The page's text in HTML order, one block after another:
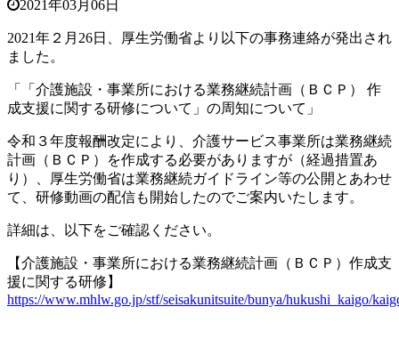
2021年03月06日
2021年２月26日、厚生労働省より以下の事務連絡が発出され
ました。
「「介護施設・事業所における業務継続計画（ＢＣＰ） 作
成支援に関する研修について」の周知について」
令和３年度報酬改定により、介護サービス事業所は業務継続
計画（ＢＣＰ）を作成する必要がありますが（経過措置あ
り）、厚生労働省は業務継続ガイドライン等の公開とあわせ
て、研修動画の配信も開始したのでご案内いたします。
詳細は、以下をご確認ください。
【介護施設・事業所における業務継続計画（ＢＣＰ）作成支
援に関する研修】
https://www.mhlw.go.jp/stf/seisakunitsuite/bunya/hukushi_kaigo/